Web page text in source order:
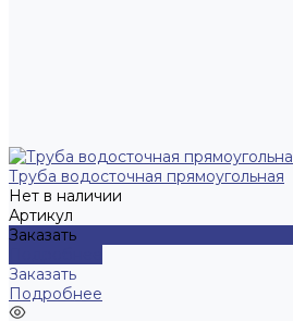
Труба водосточная прямоугольная
Нет в наличии
Артикул
Заказать
Заказать
Подробнее